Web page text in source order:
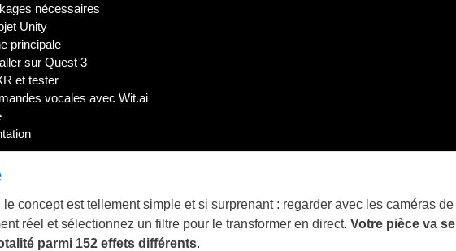
nécessaires
Unity
principale
sur Quest 3
et tester
vocales avec Wit.ai
concept est tellement simple et si surprenant : regarder avec les caméras de
réel et sélectionnez un filtre pour le transformer en direct. Votre pièce va se
parmi 152 effets différents.